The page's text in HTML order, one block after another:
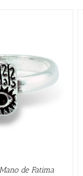
de Fatima
VIEW